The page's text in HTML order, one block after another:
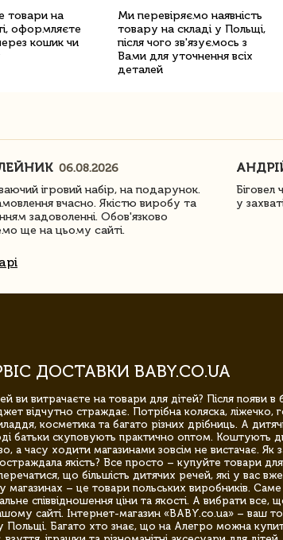
товари на
оформляєте
кошик чи
Ми перевіряємо наявність
товару на складі у Польщі,
після чого зв'язуємось з
Вами для уточнення всіх
деталей
06.08.2026
ігровий набір, на подарунок.
вчасно. Якістю виробу та
задоволенні. Обов'язково
ще на цьому сайті.
Біговел
у
ДОСТАВКИ BABY.CO.UA
ви витрачаєте на товари для дітей? Після появи
відчутно страждає. Потрібна коляска, ліжечко,
косметика та багато різних дрібниць. А
батьки скуповують практично оптом. Коштують
а часу ходити магазинами зовсім не вистачає. Як
якість? Все просто – купуйте товари
що більшість дитячих речей, які у вас
магазинах – це товари польських виробників. Саме
співвідношення ціни та якості. А вибрати все,
сайті. Інтернет-магазин «BABY.co.ua» – ваш
Польщі. Багато хто знає, що на Алегро можна